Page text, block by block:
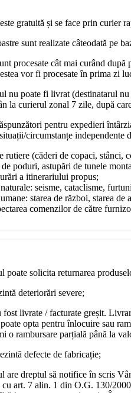
este gratuită și se face prin curier
sunt realizate câteodată pe
procesate cât mai curând
vor fi procesate în prima zi
nu poate fi livrat (destinatarul
la curierul zonal 7 zile, după
pentru expedieri
circumstanțe independente
rutiere (căderi de copaci, stânci,
poduri, astupări de tunele
a itinerariului propus;
seisme, cataclisme,
starea de război, starea
comenzilor de către
poate solicita returnarea
deteriorări severe;
fost livrate / facturate greșit.
opta pentru înlocuire sau
o rambursare parțială până la
defecte de fabricație;
are dreptul să notifice în scris
art. 7 alin. 1 din O.G. 130/